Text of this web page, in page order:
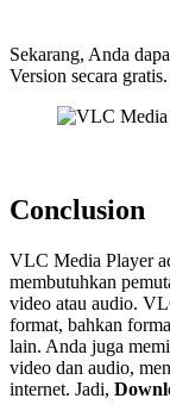
Sekarang, Anda
Version secara gratis.
Conclusion
VLC Media Player
membutuhkan
video atau audio.
format, bahkan
lain. Anda juga
video dan audio,
internet. Jadi,